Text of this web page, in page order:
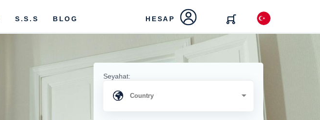
S.S.S BLOG HESAP
Seyahat: